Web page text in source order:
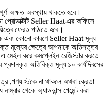
অক্ষত অবস্থায় থাকতে হবে।
প্রোডাক্টটি Seller Haat-এর অফিসে
ফেরত পাঠাতে হবে।
এবং কোনো কারণে Seller Haat মূল্য
মূল্যের ক্ষেত্রে আপনাকে অতিসত্তর
মেইল করে কমপ্লেইন রেজিস্টার করতে
অতিরিক্ত মূল্য ১০ কার্যদিবসের
,পণ্য স্টকে না থাকলে অথবা ক্রেতা
থেকে অ্যাডভান্স পেমেন্ট করা